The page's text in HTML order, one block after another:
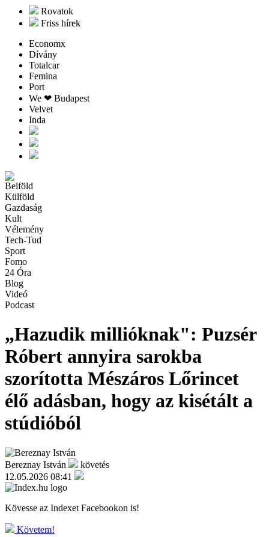
Rovatok
Friss hírek
Economx
Dívány
Totalcar
Femina
Port
We ❤︎ Budapest
Velvet
Inda
Belföld
Külföld
Gazdaság
Kult
Vélemény
Tech-Tud
Sport
Fomo
24 Óra
Blog
Videó
Podcast
„Hazudik millióknak": Puzsér
Róbert annyira sarokba
szorította Mészáros Lőrincet
élő adásban, hogy az kisétált a
stúdióból
Bereznay István
követés
12.05.2026 08:41
Kövesse az Indexet Facebookon is!
Követem!